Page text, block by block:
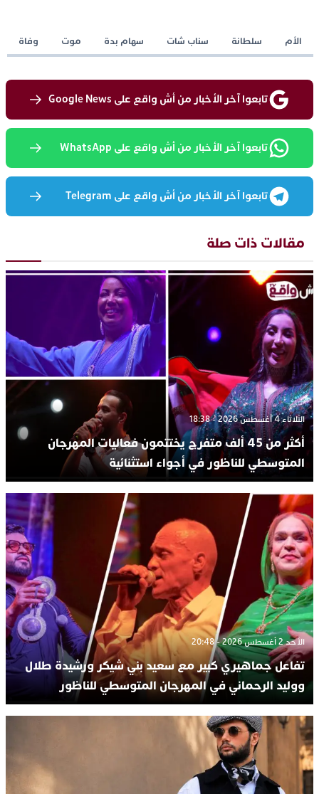
الأم سلطانة سناب شات سهام بدة موت وفاة
تابعوا آخر الأخبار من أش واقع على Google News
تابعوا آخر الأخبار من أش واقع على WhatsApp
تابعوا آخر الأخبار من أش واقع على Telegram
مقالات ذات صلة
الثلاثاء 4 أغسطس 2026 - 18:38
أكثر من 45 ألف متفرج يختتمون فعاليات المهرجان
المتوسطي للناظور في أجواء استثنائية
الأحد 2 أغسطس 2026 - 20:48
تفاعل جماهيري كبير مع سعيد بني شيكر ورشيدة طلال
ووليد الرحماني في المهرجان المتوسطي للناظور